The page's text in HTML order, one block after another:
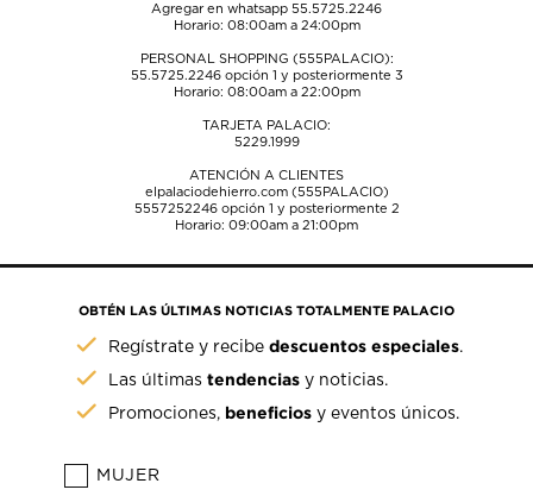
Agregar en whatsapp 55.5725.2246
Horario: 08:00am a 24:00pm
PERSONAL SHOPPING (555PALACIO):
55.5725.2246opción 1 y posteriormente 3
Horario: 08:00am a 22:00pm
TARJETA PALACIO:
5229.1999
ATENCIÓN A CLIENTES
elpalaciodehierro.com (555PALACIO)
5557252246opción 1 y posteriormente 2
Horario: 09:00am a 21:00pm
OBTÉN LAS ÚLTIMAS NOTICIAS TOTALMENTE PALACIO
Regístrate y recibedescuentos especiales.
Las últimastendencias y noticias.
Promociones, beneficios y eventos únicos.
MUJER